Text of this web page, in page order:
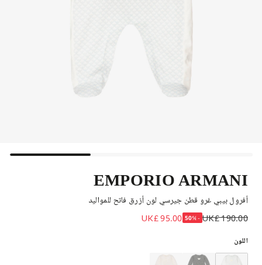
EMPORIO ARMANI
أفرول بيبي غرو قطن جيرسي لون أزرق فاتح للمواليد
UK£ 190.00
-50%
UK£ 95.00
اللون